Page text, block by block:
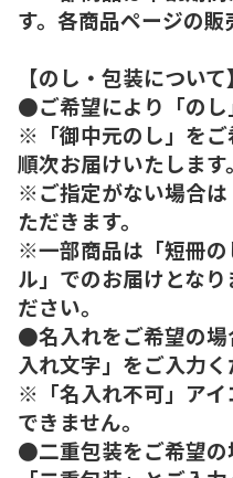
す。各商品ページの販
【のし・包装について】
●ご希望により「のし
※「御中元のし」を
順次お届けいたします。
※ご指定がない場合
ただきます。
※一部商品は「短冊の
ル」でのお届けとな
ださい。
●名入れをご希望の場
入れ文字」をご入力く
※「名入れ不可」アイ
できません。
●二重包装をご希望の